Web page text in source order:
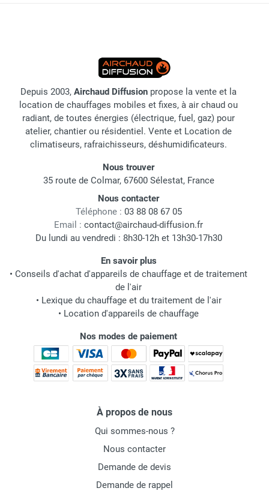
Depuis 2003, Airchaud Diffusion propose la vente et la
location de chauffages mobiles et fixes, à air chaud ou
radiant, de toutes énergies (électrique, fuel, gaz) pour
atelier, chantier ou résidentiel. Vente et Location de
climatiseurs, rafraichisseurs, déshumidificateurs.
Nous trouver
35 route de Colmar, 67600 Sélestat, France
Nous contacter
Téléphone : 03 88 08 67 05
Email : contact@airchaud-diffusion.fr
Du lundi au vendredi : 8h30-12h et 13h30-17h30
En savoir plus
• Conseils d'achat d'appareils de chauffage et de traitement
de l'air
• Lexique du chauffage et du traitement de l'air
• Location d'appareils de chauffage
Nos modes de paiement
À propos de nous
Qui sommes-nous ?
Nous contacter
Demande de devis
Demande de rappel